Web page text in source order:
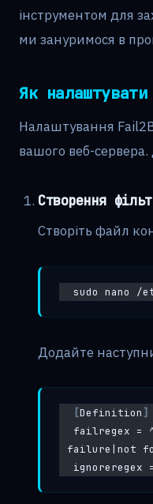
інструментом для
ми зануримося в
Як
Налаштування
вашого веб-сервера.
Створення
Створіть файл
sudo nano
Додайте
[Definition ]
failregex =
failure|not
ignoreregex =